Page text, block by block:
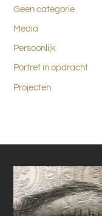
Geen categorie
Media
Persoonlijk
Portret in opdracht
Projecten